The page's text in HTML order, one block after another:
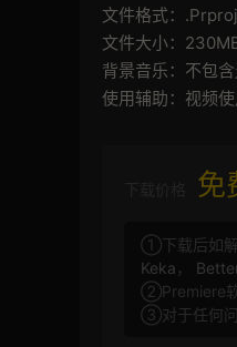
文件格式：.Prproj
文件大小：
背景音乐：不包含
使用辅助：视频
免
①下载后如解
Keka ，
②Premiere软
③对于任何问